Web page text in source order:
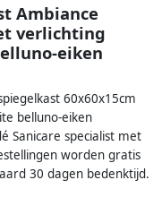
Ambiance
verlichting
eiken
60x60x15cm
belluno-eiken
Sanicare specialist met
worden gratis
30 dagen bedenktijd.